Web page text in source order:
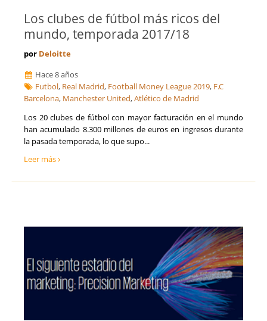
Los clubes de fútbol más ricos del
mundo, temporada 2017/18
por Deloitte
Hace 8 años
Futbol, Real Madrid, Football Money League 2019, F.C
Barcelona, Manchester United,Atlético de Madrid
Los 20 clubes de fútbol con mayor facturación en el mundo
han acumulado 8.300 millones de euros en ingresos durante
la pasada temporada, lo que supo...
Leer más